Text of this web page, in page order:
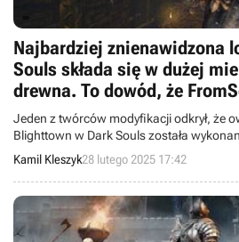
Najbardziej znienawidzona
Souls składa się w dużej
drewna. To dowód, że
mistrzowsko „odchudza” gry
Jeden z twórców modyfikacji odkrył, że
Blighttown w Dark Souls została
drewna.
Kamil Kleszyk28 lutego 2025 17:42